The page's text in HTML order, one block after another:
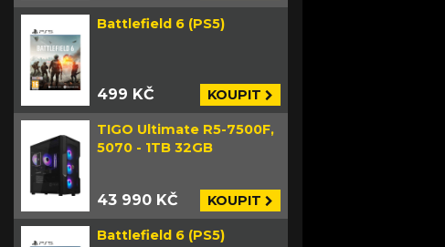
Battlefield 6 (PS5)
499 KČ KOUPIT
TIGO Ultimate R5-7500F,
5070 - 1TB 32GB
43 990 KČ KOUPIT
Battlefield 6 (PS5)